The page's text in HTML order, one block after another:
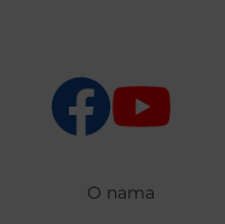
O nama